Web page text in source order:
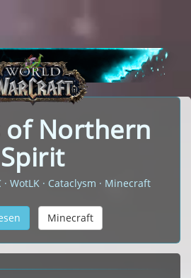
of Northern
Spirit
· WotLK · Cataclysm · Minecraft
Minecraft